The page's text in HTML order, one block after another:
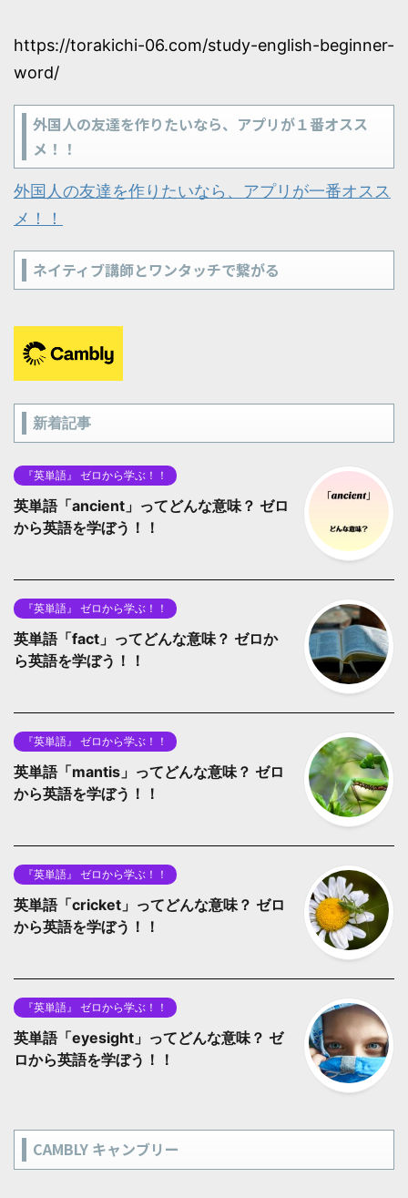
https://torakichi-06.com/study-english-beginner-
word/
外国人の友達を作りたいなら、アプリが１番オスス
メ！！
外国人の友達を作りたいなら、アプリが一番オスス
メ！！
ネイティブ講師とワンタッチで繋がる
新着記事
『英単語』 ゼロから学ぶ！！
英単語「ancient」ってどんな意味？ ゼロ
から英語を学ぼう！！
『英単語』 ゼロから学ぶ！！
英単語「fact」ってどんな意味？ ゼロか
ら英語を学ぼう！！
『英単語』 ゼロから学ぶ！！
英単語「mantis」ってどんな意味？ ゼロ
から英語を学ぼう！！
『英単語』 ゼロから学ぶ！！
英単語「cricket」ってどんな意味？ ゼロ
から英語を学ぼう！！
『英単語』 ゼロから学ぶ！！
英単語「eyesight」ってどんな意味？ ゼ
ロから英語を学ぼう！！
CAMBLY キャンブリー